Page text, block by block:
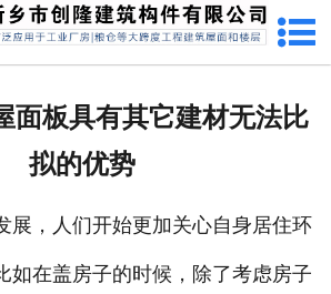
网站首页
面板具有其它建材无法比
拟的优势
，人们开始更加关心自身居住环
如在盖房子的时候，除了考虑房子